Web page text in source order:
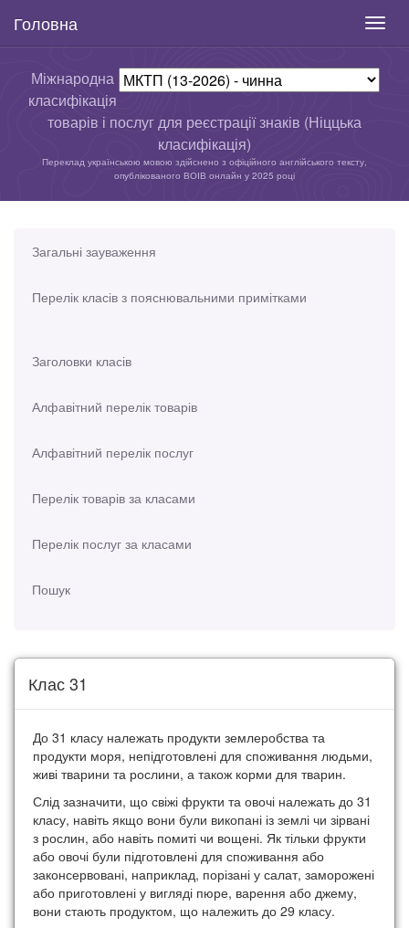
Головна
Міжнародна
класифікація
товарів і послуг для реєстрації знаків (Ніццька
класифікація)
Переклад українською мовою здійснено з офіційного англійського тексту,
опублікованого ВОІВ онлайн у 2025 році
Загальні зауваження
Перелік класів з пояснювальними примітками
Заголовки класів
Алфавітний перелік товарів
Алфавітний перелік послуг
Перелік товарів за класами
Перелік послуг за класами
Пошук
Клас 31
До 31 класу належать продукти землеробства та
продукти моря, непідготовлені для споживання людьми,
живі тварини та рослини, а також корми для тварин.
Слід зазначити, що свіжі фрукти та овочі належать до 31
класу, навіть якщо вони були викопані із землі чи зірвані
з рослин, або навіть помиті чи вощені. Як тільки фрукти
або овочі були підготовлені для споживання або
законсервовані, наприклад, порізані у салат, заморожені
або приготовлені у вигляді пюре, варення або джему,
вони стають продуктом, що належить до 29 класу.